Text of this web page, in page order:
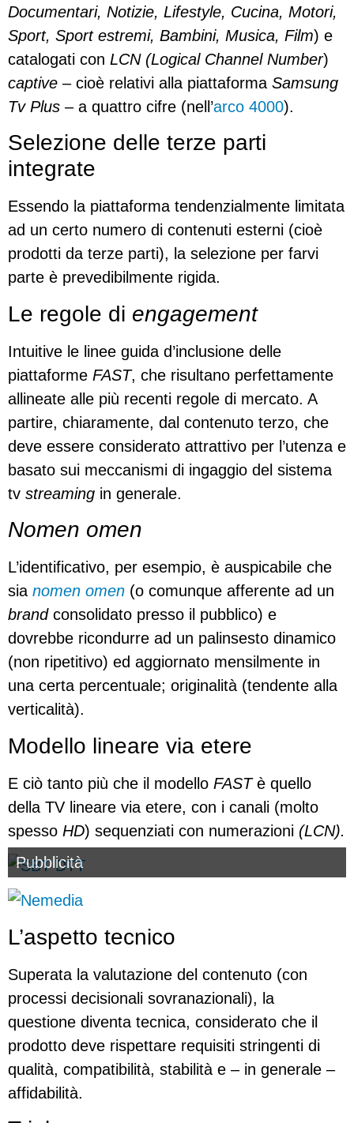
Documentari, Notizie, Lifestyle, Cucina, Motori,
Sport, Sport estremi, Bambini, Musica, Film) e
catalogati con LCN (Logical Channel Number)
captive – cioè relativi alla piattaforma Samsung
Tv Plus – a quattro cifre (nell’arco 4000).
Selezione delle terze parti
integrate
Essendo la piattaforma tendenzialmente limitata
ad un certo numero di contenuti esterni (cioè
prodotti da terze parti), la selezione per farvi
parte è prevedibilmente rigida.
Le regole di engagement
Intuitive le linee guida d’inclusione delle
piattaforme FAST, che risultano perfettamente
allineate alle più recenti regole di mercato. A
partire, chiaramente, dal contenuto terzo, che
deve essere considerato attrattivo per l’utenza e
basato sui meccanismi di ingaggio del sistema
tv streaming in generale.
Nomen omen
L’identificativo, per esempio, è auspicabile che
sia nomen omen (o comunque afferente ad un
brandconsolidato presso il pubblico) e
dovrebbe ricondurre ad un palinsesto dinamico
(non ripetitivo) ed aggiornato mensilmente in
una certa percentuale; originalità (tendente alla
verticalità).
Modello lineare via etere
E ciò tanto più che il modello FASTè quello
della TV lineare via etere, con i canali (molto
spesso HD) sequenziati con numerazioni (LCN).
Pubblicità
L’aspetto tecnico
Superata la valutazione del contenuto (con
processi decisionali sovranazionali), la
questione diventa tecnica, considerato che il
prodotto deve rispettare requisiti stringenti di
qualità, compatibilità, stabilità e – in generale –
affidabilità.